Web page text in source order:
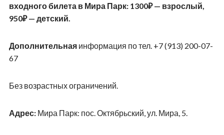
входного билета в Мира Парк: 1300₽ — взрослый,
950₽ — детский.
Дополнительная информация по тел. +7 (913) 200-07-
67
Без возрастных ограничений.
Адрес:Мира Парк: пос. Октябрьский, ул. Мира, 5.